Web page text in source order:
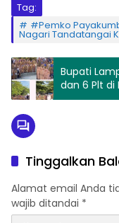
Tag:
#Pemko
Nagari Tandatangai
Bupati
dan 6 Plt di
Birokrasi
Tinggalkan
Alamat email Anda
wajib ditandai *